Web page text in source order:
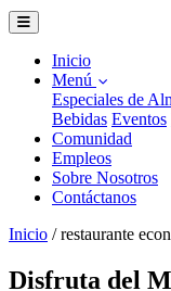
Inicio
Menú
Especiales de
Bebidas Eventos
Comunidad
Empleos
Sobre Nosotros
Contáctanos
Inicio / restaurante
Disfruta del